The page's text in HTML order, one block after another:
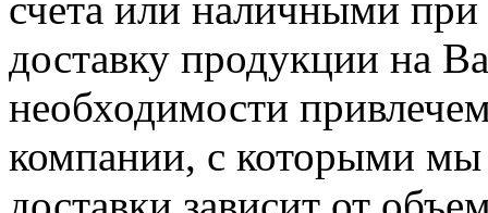
доставку продукции на
необходимости
компании, с которыми